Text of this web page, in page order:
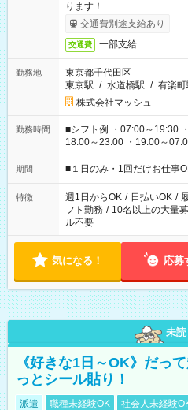
ります！
交通費別途支給あり
交通費 一部支給
勤務地
東京都千代田区
東京駅 / 水道橋駅 / 有楽町
株式会社マッシュ
勤務時間
■シフト例 ・07:00～19:30
18:00～23:00 ・19:00～
etc ★最短で3時間で5,120円のお仕事から 15時間で2万円近く稼
げるお仕事も！ ご希望のお時間に合わせてご紹介！ ※シフトは
ください！
期間 ■１日のみ・1回だけお仕事
特徴 週1日からOK / 日払いOK /
フト勤務 / 10名以上の大量
ル不要
気になる！ 応募
未読
《好きな1日～OK》だっ
っとシール貼り！
派遣 職種未経験OK 社会人未経験